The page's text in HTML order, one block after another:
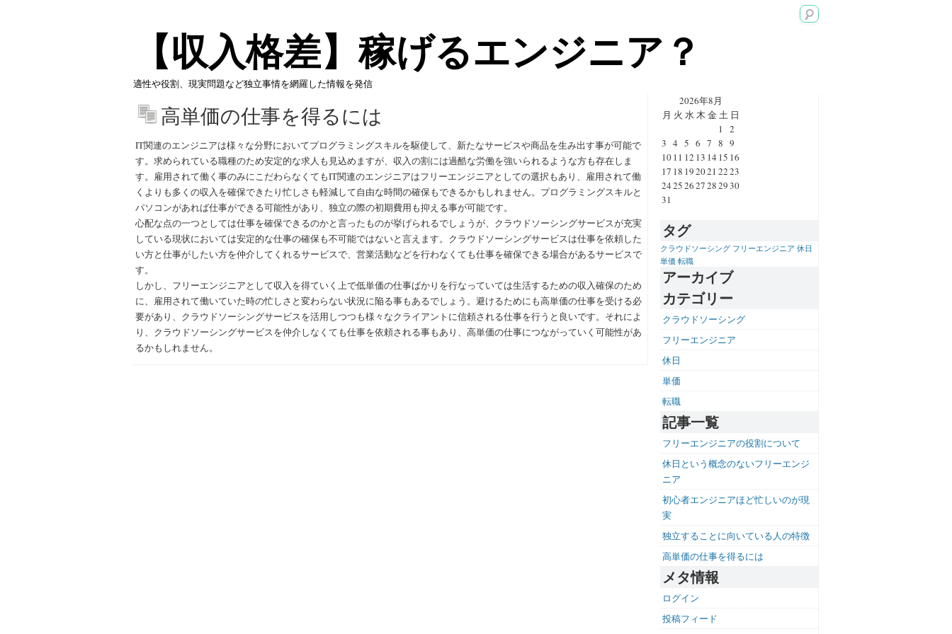
【収入格差】稼げるエンジニア？
適性や役割、現実問題など独立事情を網羅した情報を発信
高単価の仕事を得るには
IT関連のエンジニアは様々な分野においてプログラミングスキルを駆使して、新たなサービスや商品を生み出す事が可能で
す。求められている職種のため安定的な求人も見込めますが、収入の割には過酷な労働を強いられるような方も存在しま
す。雇用されて働く事のみにこだわらなくてもIT関連のエンジニアはフリーエンジニアとしての選択もあり、雇用されて働
くよりも多くの収入を確保できたり忙しさも軽減して自由な時間の確保もできるかもしれません。プログラミングスキルと
パソコンがあれば仕事ができる可能性があり、独立の際の初期費用も抑える事が可能です。
心配な点の一つとしては仕事を確保できるのかと言ったものが挙げられるでしょうが、クラウドソーシングサービスが充実
している現状においては安定的な仕事の確保も不可能ではないと言えます。クラウドソーシングサービスは仕事を依頼した
い方と仕事がしたい方を仲介してくれるサービスで、営業活動などを行わなくても仕事を確保できる場合があるサービスで
す。
しかし、フリーエンジニアとして収入を得ていく上で低単価の仕事ばかりを行なっていては生活するための収入確保のため
に、雇用されて働いていた時の忙しさと変わらない状況に陥る事もあるでしょう。避けるためにも高単価の仕事を受ける必
要があり、クラウドソーシングサービスを活用しつつも様々なクライアントに信頼される仕事を行うと良いです。それによ
り、クラウドソーシングサービスを仲介しなくても仕事を依頼される事もあり、高単価の仕事につながっていく可能性があ
るかもしれません。
2026年8月
月 火 水木 金土 日
1
2
3 4 5 6 7 8 9
1011 12 13 14 15 16
17 18 192021 2223
24252627282930
31
タグ
クラウドソーシング フリーエンジニア 休日
単価 転職
アーカイブ
カテゴリー
クラウドソーシング
フリーエンジニア
休日
単価
転職
記事一覧
フリーエンジニアの役割について
休日という概念のないフリーエンジ
ニア
初心者エンジニアほど忙しいのが現
実
独立することに向いている人の特徴
高単価の仕事を得るには
メタ情報
ログイン
投稿フィード